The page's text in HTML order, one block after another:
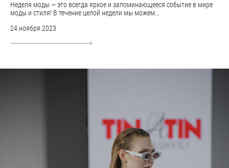
Неделя моды — это всегда яркое и запоминающееся событие в мире
моды и стиля! В течение целой недели мы можем...
24 ноября 2023